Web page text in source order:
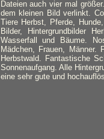
Dateien auch vier mal
dem kleinen Bild verlinkt.
Tiere Herbst, Pferde,
Bilder, Hintergrundbilder
Wasserfall und Bäume.
Mädchen, Frauen,
Herbstwald. Fantastische
Sonnenaufgang. Alle
eine sehr gute und